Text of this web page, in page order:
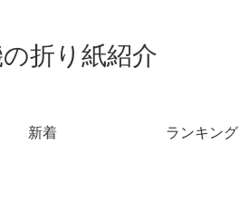
折り紙紹介
新着 ランキング